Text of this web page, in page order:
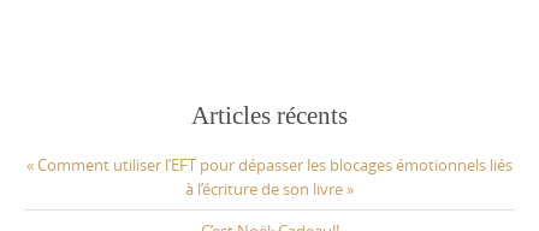
Articles récents
« Comment utiliser l’EFT pour dépasser les blocages émotionnels liés
à l’écriture de son livre »